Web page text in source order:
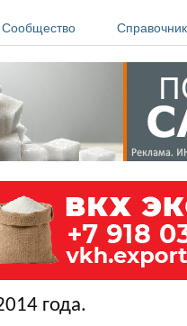
Сообщество
года.